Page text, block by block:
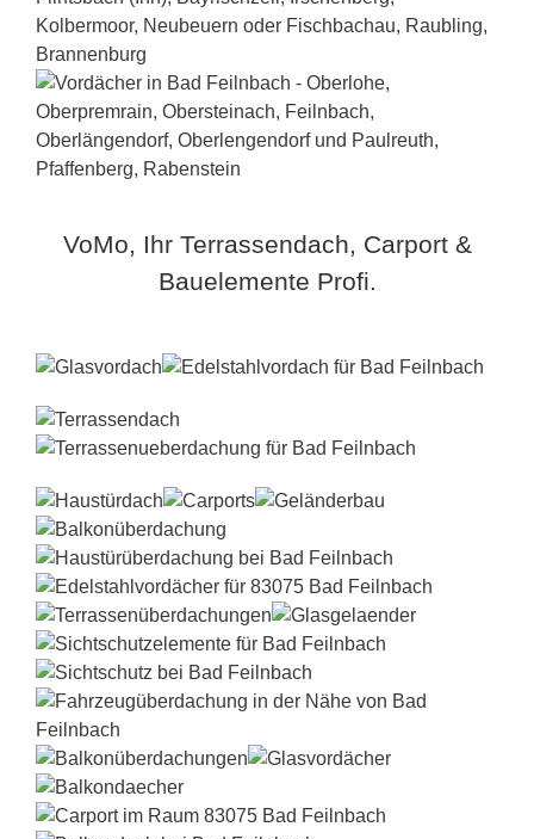
VoMo, Ihr Terrassendach, Carport &
Bauelemente Profi.